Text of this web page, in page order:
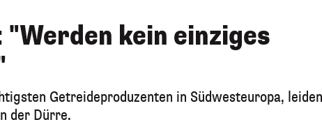
kein einziges
Getreideproduzenten in Südwesteuropa,
der Dürre.